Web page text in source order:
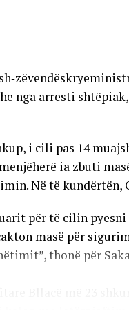
se, nëse nuk
pjesë të vogël të
evidentuar një
prokurimit publik
nga arresti
i cili pas 14
ia zbuti
Në të kundërtën,
për të cilin
masë për
thonë për